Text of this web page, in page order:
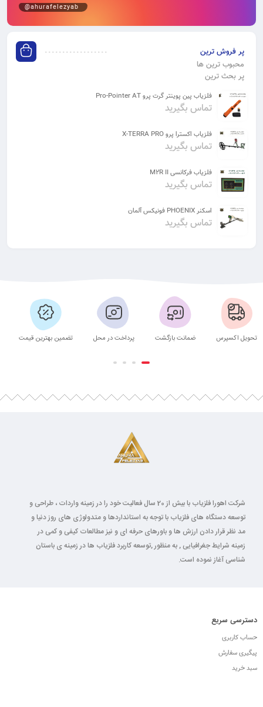
@ahurafelezyab
پر فروش ترین
محبوب ترین ها
پر بحث ترین
فلزیاب پین پوینتر گرت پرو Pro-Pointer AT
تماس بگیرید
فلزیاب اکسترا پرو X-TERRA PRO
تماس بگیرید
فلزیاب فرکانسی M2R II
تماس بگیرید
اسکنر PHOENIX فونیکس آلمان
تماس بگیرید
تحویل اکسپرس ضمانت بازگشت پرداخت در محل تضمین بهترین قیمت
شرکت اهورا فلزیاب با بیش از 20 سال فعالیت خود را در زمینه واردات ، طراحی و
توسعه دستگاه های فلزیاب با توجه به استانداردها و متدولوژی های روز دنیا و
مد نظر قرار دادن ارزش ها و باورهای حرفه ای و نیز مطالعات کیفی و کمی در
زمینه شرایط جغرافیایی , به منظور ,توسعه کاربرد فلزیاب ها در زمینه ی باستان
شناسی آغاز نموده است.
دسترسی سریع
حساب کاربری
پیگیری سفارش
سبد خرید